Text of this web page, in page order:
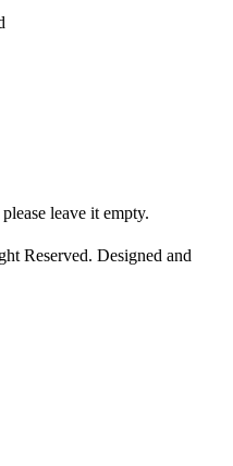
leave it empty.
Reserved. Designed and